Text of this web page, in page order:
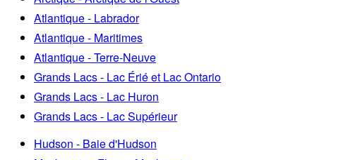
Atlantique - Labrador
Atlantique - Maritimes
Atlantique - Terre-Neuve
Grands Lacs - Lac Érié et Lac Ontario
Grands Lacs - Lac Huron
Grands Lacs - Lac Supérieur
Hudson - Baie d'Hudson